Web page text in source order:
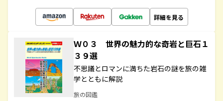
詳細を見る
Ｗ０３ 世界の魅力的な奇岩と巨石１
３９選
不思議とロマンに満ちた岩石の謎を旅の雑
学とともに解説
旅の図鑑